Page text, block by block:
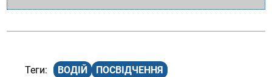
ВОДІЙ ПОСВІДЧЕННЯ